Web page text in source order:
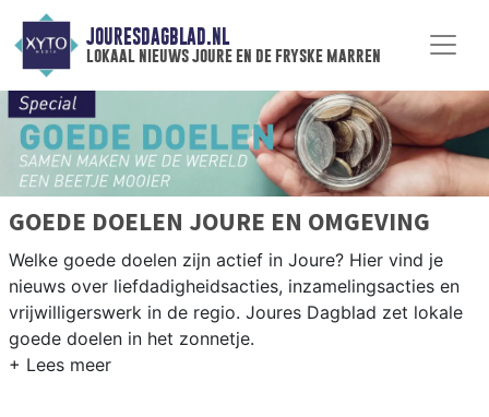
JOURESDAGBLAD.NL
lokaal nieuws joure en de fryske marren
GOEDE DOELEN JOURE EN OMGEVING
Welke goede doelen zijn actief in Joure? Hier vind je
nieuws over liefdadigheidsacties, inzamelingsacties en
vrijwilligerswerk in de regio. Joures Dagblad zet lokale
goede doelen in het zonnetje.